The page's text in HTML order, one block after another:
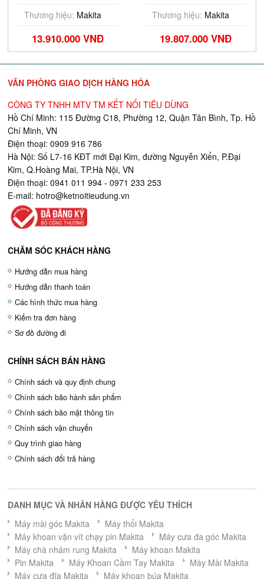
Thương hiệu: Makita
13.910.000 VNĐ
Thương hiệu: Makita
19.807.000 VNĐ
VĂN PHÒNG GIAO DỊCH HÀNG HÓA
CÔNG TY TNHH MTV TM KẾT NỐI TIÊU DÙNG
Hồ Chí Minh: 115 Đường C18, Phường 12, Quận Tân Bình, Tp. Hồ
Chí Minh, VN
Điện thoại: 0909 916 786
Hà Nội: Số L7-16 KĐT mới Đại Kim, đường Nguyễn Xiển, P.Đại
Kim, Q.Hoàng Mai, TP.Hà Nội, VN
Điện thoại: 0941 011 994 - 0971 233 253
E-mail: hotro@ketnoitieudung.vn
CHĂM SÓC KHÁCH HÀNG
Hướng dẫn mua hàng
Hướng dẫn thanh toán
Các hình thức mua hàng
Kiểm tra đơn hàng
Sơ đồ đường đi
CHÍNH SÁCH BÁN HÀNG
Chính sách và quy định chung
Chính sách bảo hành sản phẩm
Chính sách bảo mật thông tin
Chính sách vận chuyển
Quy trình giao hàng
Chính sách đổi trả hàng
DANH MỤC VÀ NHÃN HÀNG ĐƯỢC YÊU THÍCH
Máy mài góc Makita
Máy thổi Makita
Máy khoan vặn vít chạy pin Makita
Máy cưa đa góc Makita
Máy chà nhám rung Makita
Máy khoan Makita
Pin Makita
Máy Khoan Cầm Tay Makita
Máy Mài Makita
Máy cưa đĩa Makita
Máy khoan búa Makita